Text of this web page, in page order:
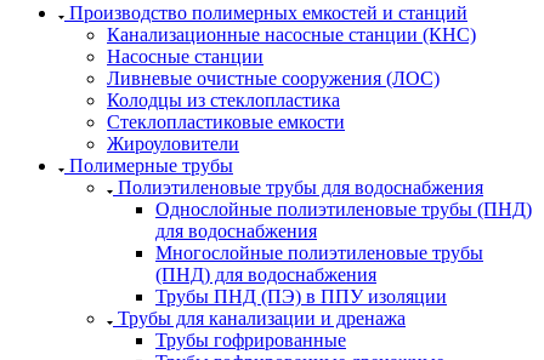
Производство полимерных емкостей и станций
Канализационные насосные станции (КНС)
Насосные станции
Ливневые очистные сооружения (ЛОС)
Колодцы из стеклопластика
Стеклопластиковые емкости
Жироуловители
Полимерные трубы
Полиэтиленовые трубы для водоснабжения
Однослойные полиэтиленовые трубы (ПНД)
для водоснабжения
Многослойные полиэтиленовые трубы
(ПНД) для водоснабжения
Трубы ПНД (ПЭ) в ППУ изоляции
Трубы для канализации и дренажа
Трубы гофрированные